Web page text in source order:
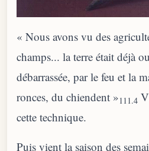
« Nous avons vu des
champs... la terre était déjà
débarrassée, par le feu et la
ronces, du chiendent »111.4
cette technique.
Puis vient la saison des